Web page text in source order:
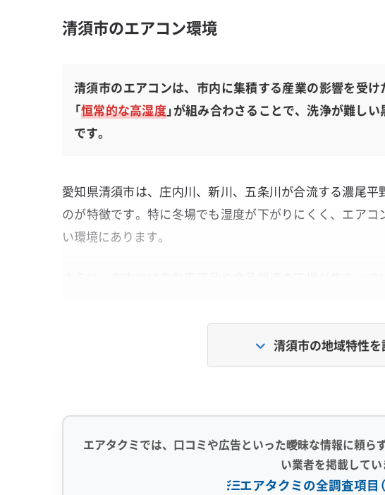
清須市のエアコン環境
清須市のエアコンは、市内に集積する産業の影響を受け
「恒常的な高湿度」が組み合わさることで、洗浄が難し
です。
愛知県清須市は、庄内川、新川、五条川が合流する濃尾
のが特徴です。特に冬場でも湿度が下がりにくく、エア
い環境にあります。
いる可能性があります。この「高い湿度」と「特殊なホコ
か？
換気で室内に入った油分を含む粒子が接着剤の役目を
清須市の地域特性
エアタクミでは、口コミや広告といった曖昧な情報に頼
い業者を掲載してい
エアタクミの全調査項目